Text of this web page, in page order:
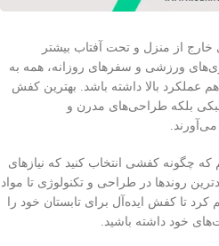
از منزل و تحت آفتاب بیشتر
ورزشی و سفرهای روزانه، همه به
عملکرد بالا داشته باشد. بهترین کفش
سبکی بلکه طراحی‌های مدرن و
می‌آورند.
که چگونه کفشی انتخاب کنید که نیازهای
روند‌ها در طراحی و تکنولوژی تا مواد
کرد تا کفش ایده‌آل برای تابستان خود را
خود داشته باشید.